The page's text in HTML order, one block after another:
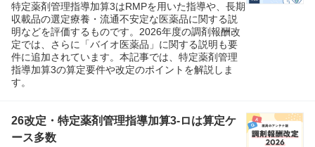
特定薬剤管理指導加算3はRMPを用いた指導や、長期
収載品の選定療養・流通不安定な医薬品に関する説
明などを評価するものです。2026年度の調剤報酬改
定では、さらに「バイオ医薬品」に関する説明も要
件に追加されています。本記事では、特定薬剤管理
指導加算3の算定要件や改定のポイントを解説しま
す。
26改定・特定薬剤管理指導加算3-ロは算定ケ
ース多数